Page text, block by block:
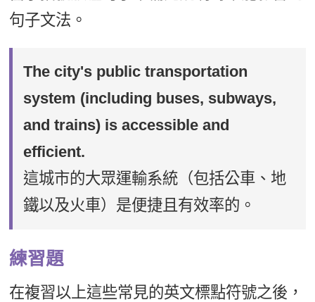
句子文法。
The city's public transportation
system (including buses, subways,
and trains) is accessible and
efficient.
這城市的大眾運輸系統（包括公車、地
鐵以及火車）是便捷且有效率的。
練習題
在複習以上這些常見的英文標點符號之後，